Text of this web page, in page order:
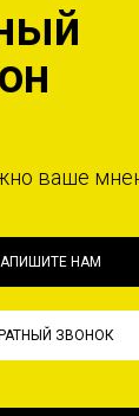
ваше
НАМ
ЗВОНОК